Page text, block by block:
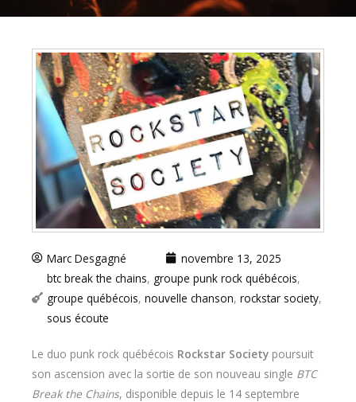
Marc Desgagné
novembre 13, 2025
btc break the chains, groupe punk rock québécois,
groupe québécois, nouvelle chanson, rockstar society,
sous écoute
Le duo punk rock québécois Rockstar Society poursuit
son ascension avec la sortie de son nouveau single BTC
Break the Chains, disponible depuis le 14 septembre